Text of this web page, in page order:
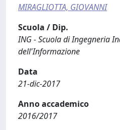
MIRAGLIOTTA, GIOVANNI
Scuola / Dip.
ING - Scuola di Ingegneria
dell'Informazione
Data
21-dic-2017
Anno accademico
2016/2017